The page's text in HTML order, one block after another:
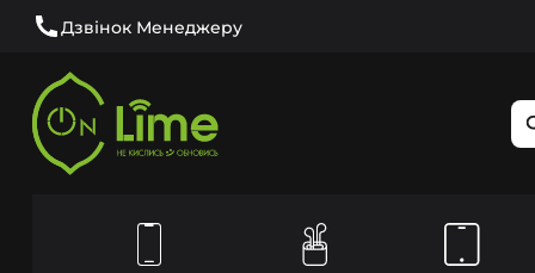
Дзвінок Менеджеру